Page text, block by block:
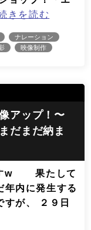
きを読む
ナレーション
映像制作
アップ！〜
だまだ納ま
すw 果たして
年内に発生する
すが、 ２９日